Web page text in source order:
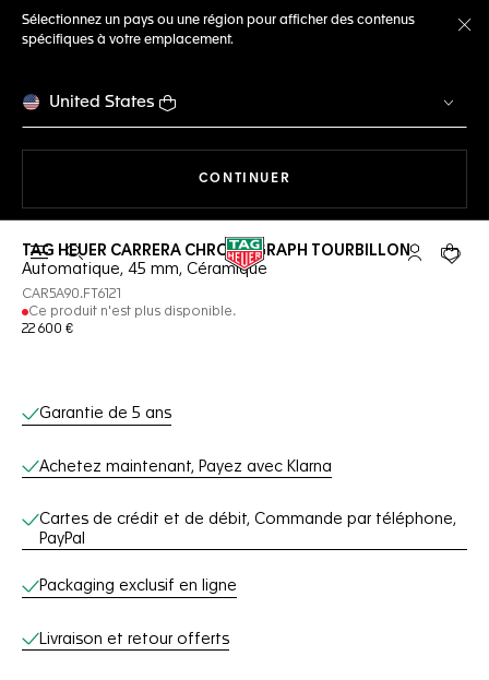
Sélectionnez un pays ou une région pour afficher des contenus
spécifiques à votre emplacement.
United States
CONTINUER
Ouvrir la barre de recherche Compte My
Votre
TAG HEUER CARRERA CHRONOGRAPH TOURBILLON
Automatique, 45 mm, Céramique
CAR5A90.FT6121
Ce produit n'est plus disponible.
22 600 €
Services en ligne
Garantie de 5 ans
Achetez maintenant, Payez avec Klarna
Cartes de crédit et de débit, Commande par téléphone,
PayPal
Packaging exclusif en ligne
Livraison et retour offerts